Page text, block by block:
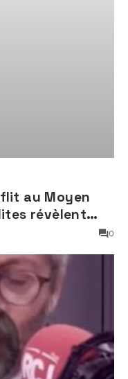
au Moyen
révèlent
» sur
0